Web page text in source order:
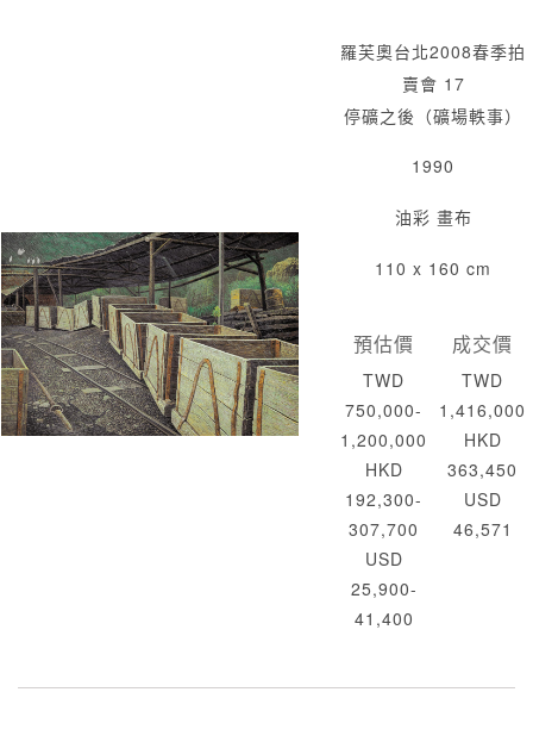
羅芙奧台北2008春季拍
賣會 17
停礦之後（礦場軼事）
1990
油彩 畫布
110 x 160 cm
預估價
TWD
750,000-
1,200,000
HKD
192,300-
307,700
USD
25,900-
41,400
成交價
TWD
1,416,000
HKD
363,450
USD
46,571